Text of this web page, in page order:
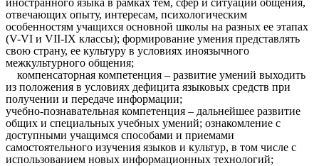
отвечающих опыту, интересам, психологическим
особенностям учащихся основной школы на разных ее этапах
(V-VI и VII-IX классы); формирование умения представлять
свою страну, ее культуру в условиях иноязычного
межкультурного общения;
компенсаторная компетенция – развитие умений выходить
из положения в условиях дефицита языковых средств при
получении и передаче информации;
учебно-познавательная компетенция – дальнейшее развитие
общих и специальных учебных умений; ознакомление с
доступными учащимся способами и приемами
самостоятельного изучения языков и культур, в том числе с
использованием новых информационных технологий;